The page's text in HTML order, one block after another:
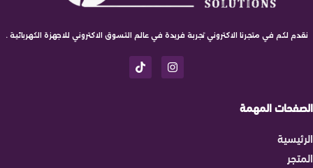
نقدم لكم في متجرنا الاكتروني تجربة فريدة في عالم التسوق الاكتروني للاجهزة الكهربائية .
الصفحات المهمة
الرئيسية
المتجر